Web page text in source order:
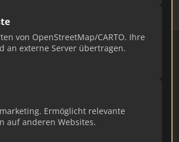
von OpenStreetMap/CARTO. Ihre
an externe Server übertragen.
Ermöglicht relevante
auf anderen Websites.
/ FIRMA